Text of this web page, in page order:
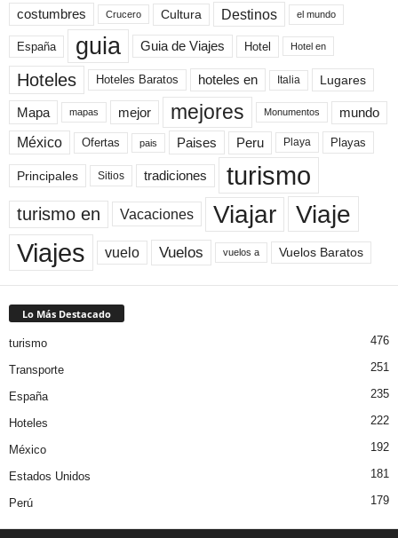
costumbres Crucero Cultura Destinos el mundo
España guia Guia de Viajes Hotel Hotel en
Hoteles Hoteles Baratos hoteles en Italia Lugares
Mapa mapas mejor mejores Monumentos mundo
México Ofertas pais Paises Peru Playa Playas
Principales Sitios tradiciones turismo
turismo en Vacaciones Viajar Viaje
Viajes vuelo Vuelos vuelos a Vuelos Baratos
Lo Más Destacado
turismo 476
Transporte 251
España 235
Hoteles 222
México 192
Estados Unidos 181
Perú 179